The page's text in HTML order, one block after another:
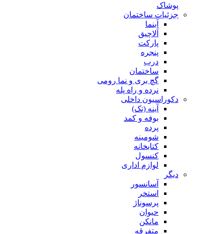
پوشاک
جزئیات ساختمان
آبنما
آلاچیق
پارکت
پنجره
درب
ساختمان
گچ بری و نما رومی
نرده و راه پله
دکوراسیون داخلی
آینه (تک)
بوفه و کمد
پرده
شومینه
کتابخانه
کنسول
لوازم اداری
دیگر
آسانسور
استخر
پرسوناژ
حیوان
مانکن
متفرقه